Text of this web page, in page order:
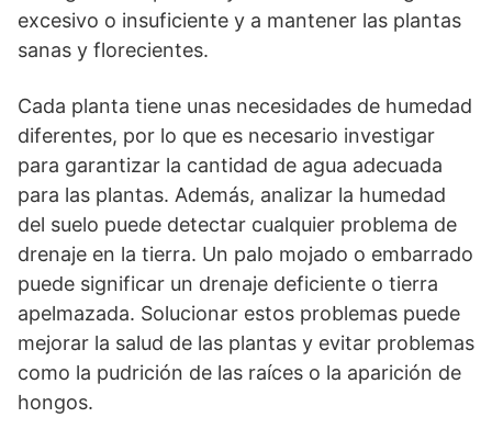
excesivo o insuficiente y a mantener las plantas
sanas y florecientes.
Cada planta tiene unas necesidades de humedad
diferentes, por lo que es necesario investigar
para garantizar la cantidad de agua adecuada
para las plantas. Además, analizar la humedad
del suelo puede detectar cualquier problema de
drenaje en la tierra. Un palo mojado o embarrado
puede significar un drenaje deficiente o tierra
apelmazada. Solucionar estos problemas puede
mejorar la salud de las plantas y evitar problemas
como la pudrición de las raíces o la aparición de
hongos.